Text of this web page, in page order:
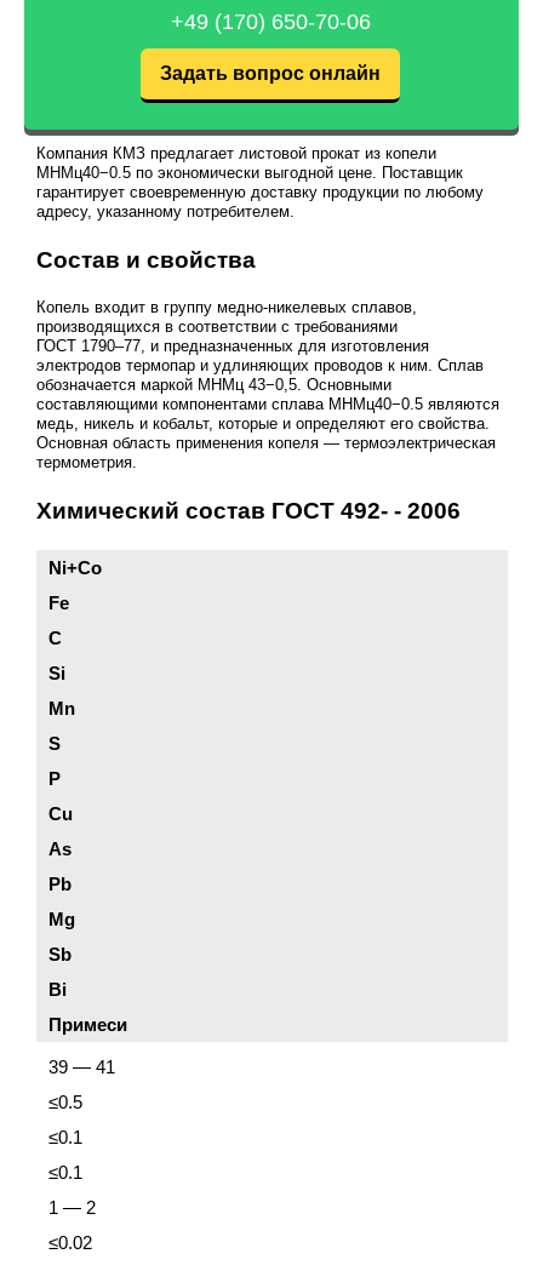
+49 (170) 650-70-06
Задать вопрос онлайн
Компания КМЗ предлагает листовой прокат из копели
МНМц40−0.5 по экономически выгодной цене. Поставщик
гарантирует своевременную доставку продукции по любому
адресу, указанному потребителем.
Состав и свойства
Копель входит в группу медно-никелевых сплавов,
производящихся в соответствии с требованиями
ГОСТ 1790–77, и предназначенных для изготовления
электродов термопар и удлиняющих проводов к ним. Сплав
обозначается маркой МНМц 43−0,5. Основными
составляющими компонентами сплава МНМц40−0.5 являются
медь, никель и кобальт, которые и определяют его свойства.
Основная область применения копеля — термоэлектрическая
термометрия.
Химический состав ГОСТ 492- - 2006
Ni+Co
Fe
C
Si
Mn
S
P
Cu
As
Pb
Mg
Sb
Bi
Примеси
39 — 41
≤0.5
≤0.1
≤0.1
1 — 2
≤0.02